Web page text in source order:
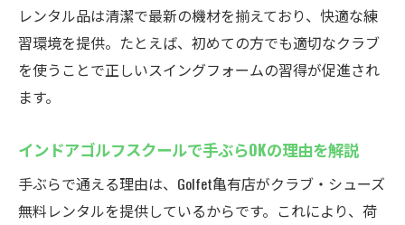
レンタル品は清潔で最新の機材を揃えており、快適な練
習環境を提供。たとえば、初めての方でも適切なクラブ
を使うことで正しいスイングフォームの習得が促進され
ます。
インドアゴルフスクールで手ぶらOKの理由を解説
手ぶらで通える理由は、Golfet亀有店がクラブ・シューズ
無料レンタルを提供しているからです。これにより、荷